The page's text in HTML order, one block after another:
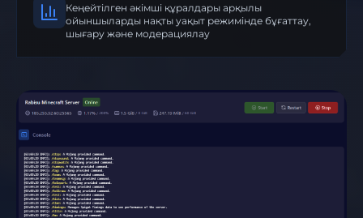
Кеңейтілген әкімші құралдары арқылы
ойыншыларды нақты уақыт режимінде бұғаттау,
шығару және модерациялау